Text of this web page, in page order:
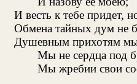
И весть к тебе придет,
Обмена тайных дум не
Душевным прихотям
Мы не сердца под
Мы жребии свои